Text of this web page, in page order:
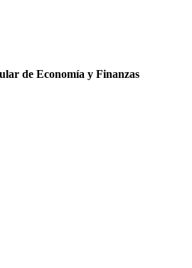
de Economía y Finanzas